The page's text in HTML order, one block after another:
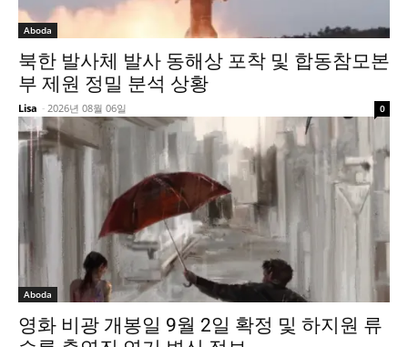
Aboda
북한 발사체 발사 동해상 포착 및 합동참모본
부 제원 정밀 분석 상황
Lisa - 2026년 08월 06일 0
Aboda
영화 비광 개봉일 9월 2일 확정 및 하지원 류